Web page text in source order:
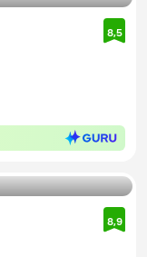
8,5
8,9